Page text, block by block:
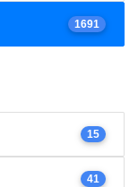
1691
15
41